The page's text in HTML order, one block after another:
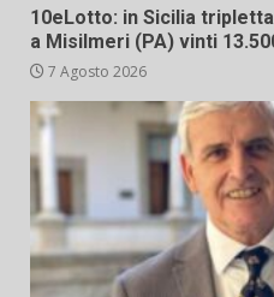
10eLotto: in Sicilia
a Misilmeri (PA) vinti
7 Agosto 2026